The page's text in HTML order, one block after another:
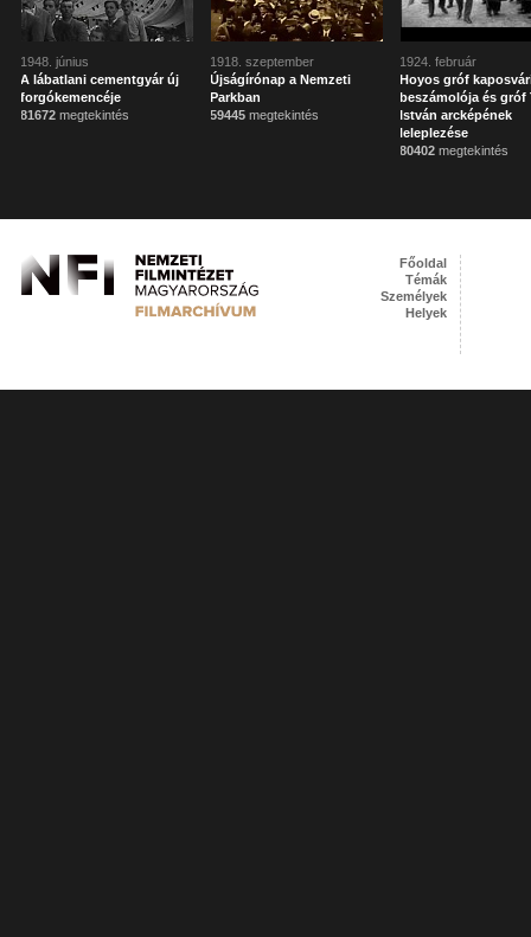
1948. június
A lábatlani cementgyár új
forgókemencéje
81672 megtekintés
1918. szeptember
Újságírónap a Nemzeti
Parkban
59445 megtekintés
1924. február
Hoyos gróf
beszámolója és gróf
István arcképének
leleplezése
80402 megtekintés
Főoldal
Témák
Személyek
Helyek